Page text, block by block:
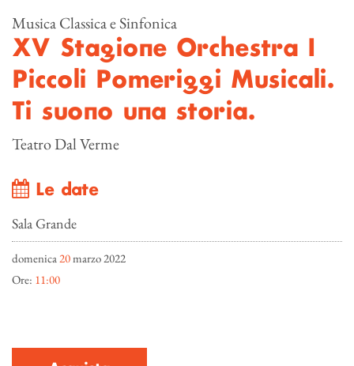
Musica Classica e Sinfonica
XV Stagione Orchestra I
Piccoli Pomeriggi Musicali.
Ti suono una storia.
Teatro Dal Verme
Le date
Sala Grande
domenica20marzo 2022
Ore: 11:00